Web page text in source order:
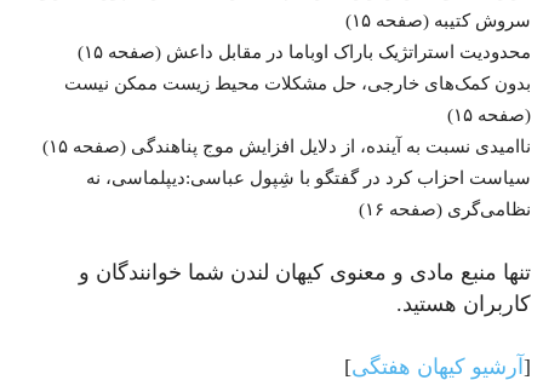
سروش کتیبه (صفحه ۱۵)
محدودیت استراتژیک باراک اوباما در مقابل داعش (صفحه ۱۵)
بدون کمک‌های خارجی، حل مشکلات محیط زیست ممکن نیست
(صفحه ۱۵)
ناامیدی نسبت به آینده، از دلایل افزایش موج پناهندگی (صفحه ۱۵)
سیاست احزاب کرد در گفتگو با شِپول عباسی:دیپلماسی، نه
نظامی‌گری (صفحه ۱۶)
تنها منبع مادی و معنوی کیهان لندن شما خوانندگان و
کاربران هستید.
[ آرشیو کیهان هفتگی]